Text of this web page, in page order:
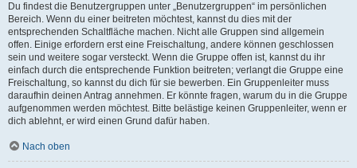
Du findest die Benutzergruppen unter „Benutzergruppen“ im persönlichen
Bereich. Wenn du einer beitreten möchtest, kannst du dies mit der
entsprechenden Schaltfläche machen. Nicht alle Gruppen sind allgemein
offen. Einige erfordern erst eine Freischaltung, andere können geschlossen
sein und weitere sogar versteckt. Wenn die Gruppe offen ist, kannst du ihr
einfach durch die entsprechende Funktion beitreten; verlangt die Gruppe eine
Freischaltung, so kannst du dich für sie bewerben. Ein Gruppenleiter muss
daraufhin deinen Antrag annehmen. Er könnte fragen, warum du in die Gruppe
aufgenommen werden möchtest. Bitte belästige keinen Gruppenleiter, wenn er
dich ablehnt, er wird einen Grund dafür haben.
Nach oben